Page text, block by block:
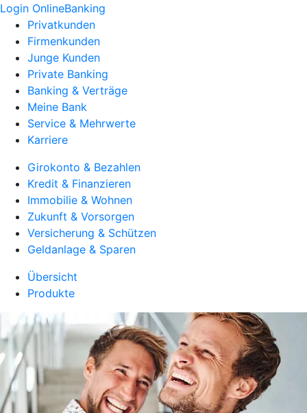
Login OnlineBanking
Privatkunden
Firmenkunden
Junge Kunden
Private Banking
Banking & Verträge
Meine Bank
Service & Mehrwerte
Karriere
Girokonto & Bezahlen
Kredit & Finanzieren
Immobilie & Wohnen
Zukunft & Vorsorgen
Versicherung & Schützen
Geldanlage & Sparen
Übersicht
Produkte